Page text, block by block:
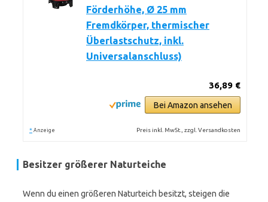
Förderhöhe, Ø 25 mm
Fremdkörper, thermischer
Überlastschutz, inkl.
Universalanschluss)
36,89 €
Bei Amazon ansehen
* Anzeige Preis inkl. MwSt., zzgl. Versandkosten
Besitzer größerer Naturteiche
Wenn du einen größeren Naturteich besitzt, steigen die